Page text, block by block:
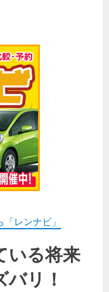
レンナビ」
いる将来
リ！